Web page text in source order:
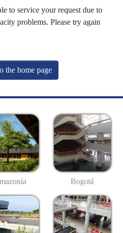
to service your request due to
problems. Please try again
the home page
Bogotá